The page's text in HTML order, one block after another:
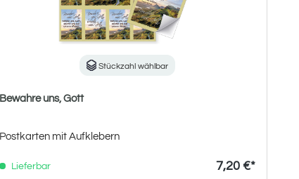
Stückzahl wählbar
Bewahre uns, Gott
Postkarten mit Aufklebern
Lieferbar 7,20 €*